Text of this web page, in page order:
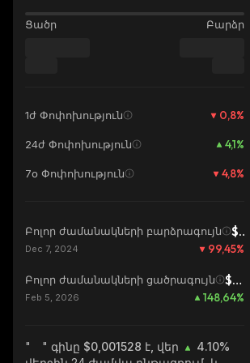
Ցածր Բարձր
1ժ Փոփոխություն 0,8%
24ժ Փոփոխություն 4,1%
7օ Փոփոխություն 4,8%
Բոլոր ժամանակների բարձրագույն $0,2767
Dec 7, 2024 99,45%
Բոլոր ժամանակների ցածրագույն $0,0006144
Feb 5, 2026 148,64%
" " գինը $0,001528 է, վեր
4.10%